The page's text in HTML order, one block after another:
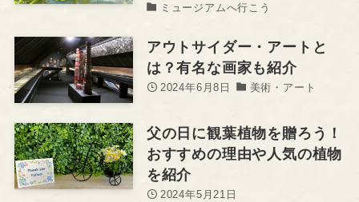
ミュージアムへ行こう
アウトサイダー・アートと
は？有名な画家も紹介
2024年6月8日 美術・アート
父の日に観葉植物を贈ろう！
おすすめの理由や人気の植物
を紹介
2024年5月21日